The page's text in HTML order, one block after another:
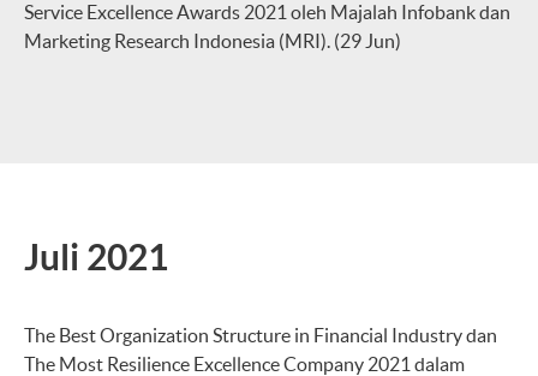
Service Excellence Awards 2021 oleh Majalah Infobank dan
Marketing Research Indonesia (MRI). (29 Jun)
Juli 2021
The Best Organization Structure in Financial Industry dan
The Most Resilience Excellence Company 2021 dalam